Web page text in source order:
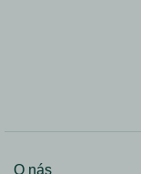
O nás